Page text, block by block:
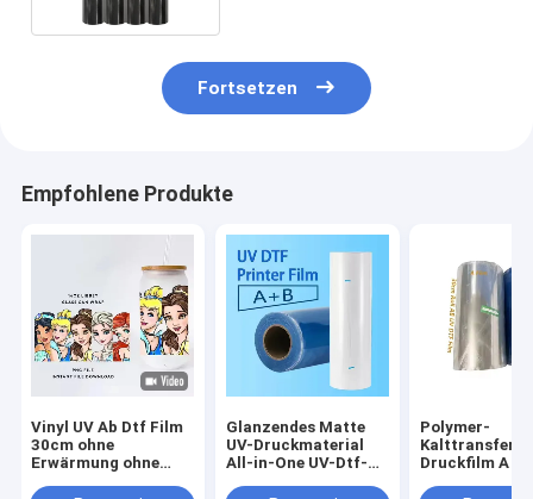
Fortsetzen
Empfohlene Produkte
Vinyl UV Ab Dtf Film
30cm ohne
Erwärmung ohne
Glanzendes Matte
UV-Druckmaterial
All-in-One UV-Dtf-
Polymer-
Kalttransfer-
Druckfilm A